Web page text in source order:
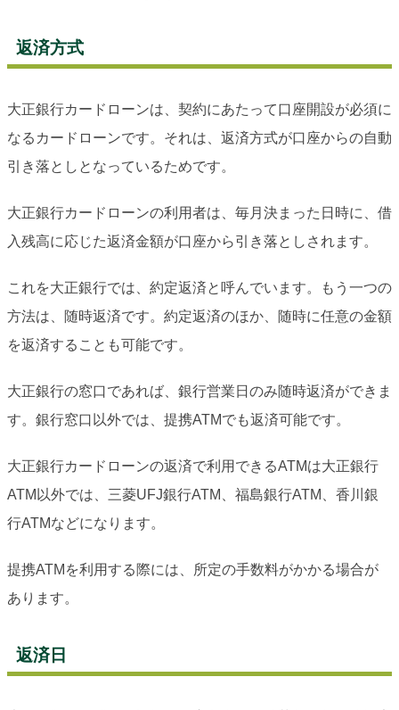
返済方式
大正銀行カードローンは、契約にあたって口座開設が必須に
なるカードローンです。それは、返済方式が口座からの自動
引き落としとなっているためです。
大正銀行カードローンの利用者は、毎月決まった日時に、借
入残高に応じた返済金額が口座から引き落としされます。
これを大正銀行では、約定返済と呼んでいます。もう一つの
方法は、随時返済です。約定返済のほか、随時に任意の金額
を返済することも可能です。
大正銀行の窓口であれば、銀行営業日のみ随時返済ができま
す。銀行窓口以外では、提携ATMでも返済可能です。
大正銀行カードローンの返済で利用できるATMは大正銀行
ATM以外では、三菱UFJ銀行ATM、福島銀行ATM、香川銀
行ATMなどになります。
提携ATMを利用する際には、所定の手数料がかかる場合が
あります。
返済日